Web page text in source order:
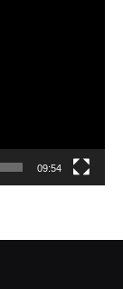
09:54